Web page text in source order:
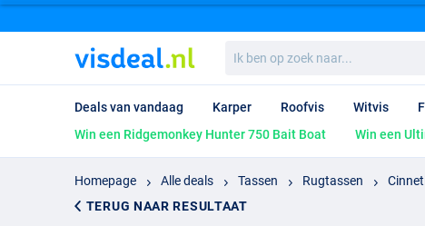
ben
op
naar...
Deals van vandaag Karper Roofvis Witvis
Win een Ridgemonkey Hunter 750 Bait Boat
Win een
Homepage Alle deals Tassen Rugtassen
TERUG NAAR RESULTAAT